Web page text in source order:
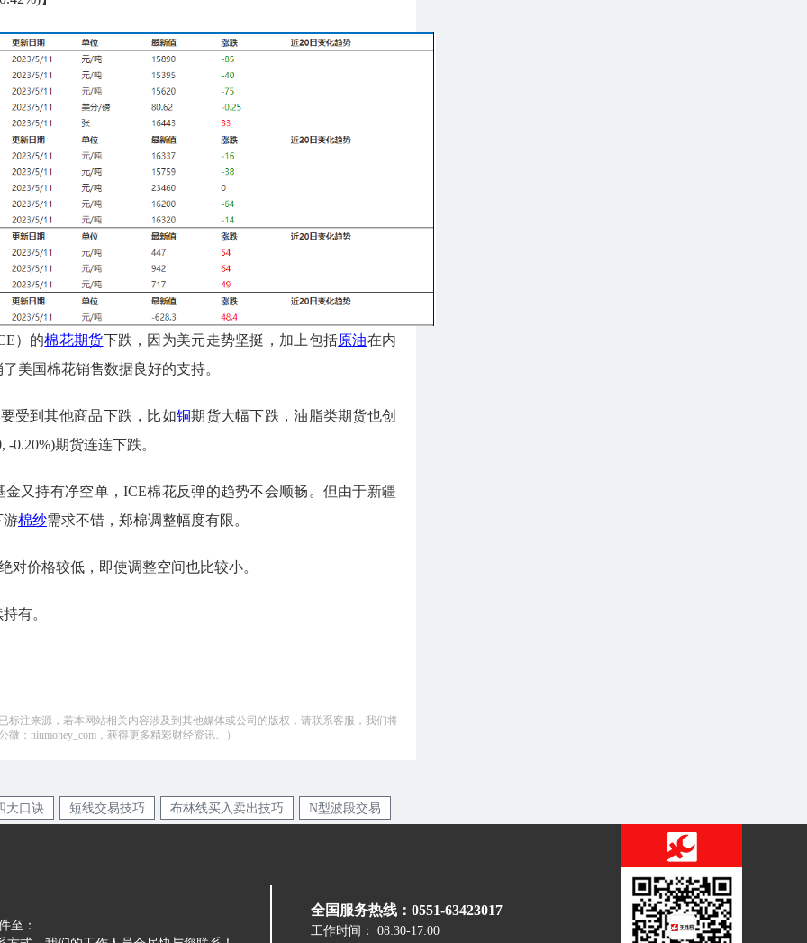
）的棉花期货 下跌，因为美元走势坚挺，加上包括原油在内
美国棉花销售数据良好的支持。
受到其他商品下跌，比如铜期货大幅下跌，油脂类期货也创
-0.20%)期货连连下跌。
又持有净空单，ICE棉花反弹的趋势不会顺畅。但由于新疆
游棉纱需求不错，郑棉调整幅度有限。
对价格较低，即使调整空间也比较小。
有。
标注来源，若本网站相关内容涉及到其他媒体或公司的版权，请联系客服，我们将
：niumoney_com，获得更多精彩财经资讯。）
大口诀 短线交易技巧 布林线买入卖出技巧 N型波段交易
至：
全国服务热线：0551-63423017
工作时间： 08:30-17:00